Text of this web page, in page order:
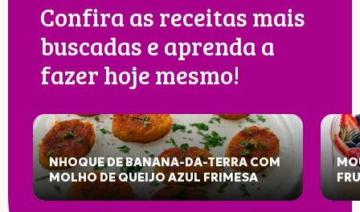
Confira as receitas mais
buscadas e aprenda a
fazer hoje mesmo!
NHOQUE DE BANANA-DA-TERRA COM
MOLHO DE QUEIJO AZUL FRIMESA